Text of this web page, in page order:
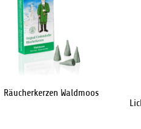
Räucherkerzen Waldmoos